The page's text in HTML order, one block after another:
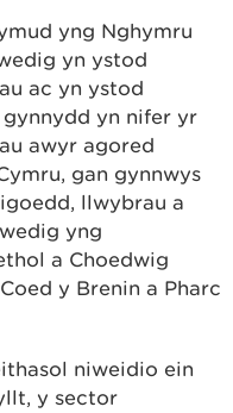
yng Nghymru
yn ystod
ac yn ystod
yn nifer yr
awyr agored
gan gynnwys
llwybrau a
yng
a Choedwig
y Brenin a Pharc
niweidio ein
y sector